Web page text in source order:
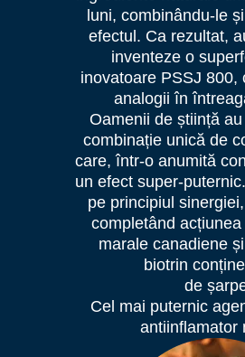
luni, combinându-le
efectul. Ca rezultat,
inventeze o
inovatoare PSSJ 800,
analogii în
Oamenii de știință
combinație unică de
care, într-o anumită
un efect super-
pe principiul
completând
marale canadiene
biotrin
de
Cel mai puternic
antiinflamator